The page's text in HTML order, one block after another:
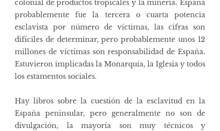
colonial de productos tropicales y la minería. España
probablemente fue la tercera o cuarta potencia
esclavista por número de víctimas, las cifras son
difíciles de determinar, pero probablemente unos 12
millones de víctimas son responsabilidad de España.
Estuvieron implicadas la Monarquía, la Iglesia y todos
los estamentos sociales.
Hay libros sobre la cuestión de la esclavitud en la
España peninsular, pero generalmente no son de
divulgación, la mayoría son muy técnicos y